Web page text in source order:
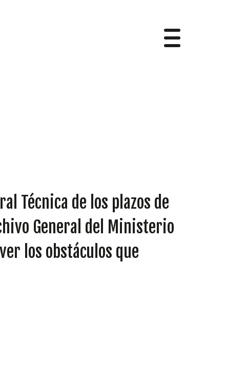
Técnica de los plazos de
General del Ministerio
los obstáculos que